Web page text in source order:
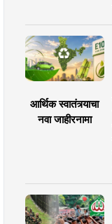
आर्थिक स्वातंत्र्याचा
नवा जाहीरनामा